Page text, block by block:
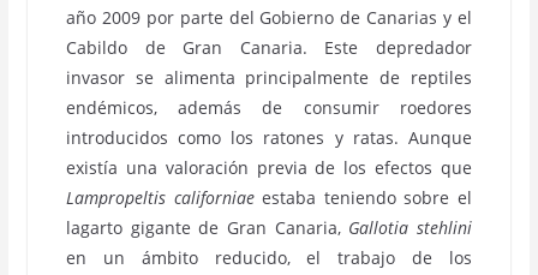
año 2009 por parte del Gobierno de Canarias y el
Cabildo de Gran Canaria. Este depredador
invasor se alimenta principalmente de reptiles
endémicos, además de consumir roedores
introducidos como los ratones y ratas. Aunque
existía una valoración previa de los efectos que
Lampropeltis californiaeestaba teniendo sobre el
lagarto gigante de Gran Canaria, Gallotia stehlini
en un ámbito reducido, el trabajo de los